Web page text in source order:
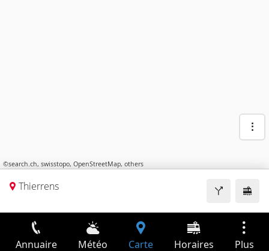
©search.ch, swisstopo, OpenStreetMap, others
Thierrens
Annuaire Météo Carte Horaires Plus